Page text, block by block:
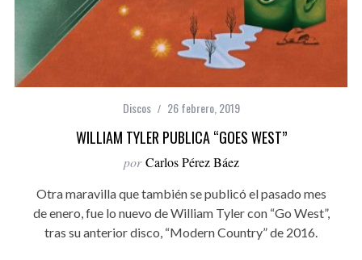
Discos 26 febrero, 2019
WILLIAM TYLER PUBLICA “GOES WEST”
por Carlos Pérez Báez
Otra maravilla que también se publicó el pasado mes
de enero, fue lo nuevo de William Tyler con “Go West”,
tras su anterior disco, “Modern Country” de 2016.